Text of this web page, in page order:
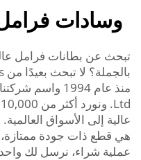
وسادات
تبحث عن بطانات فرامل
عالية إلى الأسواق العالمية.
هي قطع ذات جودة ممتازة،
عملية شراء، نرسل لك